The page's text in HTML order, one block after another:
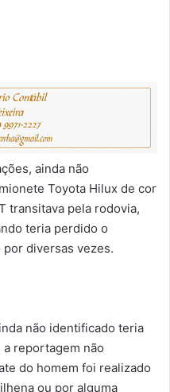
ainda não
Toyota Hilux de cor
transitava pela rodovia,
teria perdido o
diversas vezes.
não identificado teria
reportagem não
do homem foi realizado
ou por alguma